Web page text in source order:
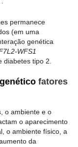
permanece
(em uma
genética
WFS1
tipo 2.
genético fatores
o ambiente e o
o aparecimento
o ambiente físico, a
da